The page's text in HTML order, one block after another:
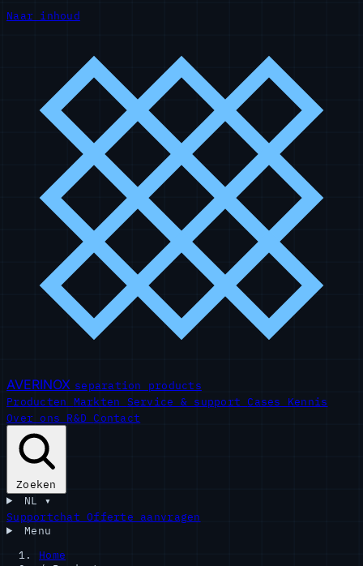
Naar inhoud
AVERINOX separation products
Producten Markten Service & support Cases Kennis
Over ons R&D Contact
Zoeken
NL ▾
SupportchatOfferte aanvragen
Menu
Home